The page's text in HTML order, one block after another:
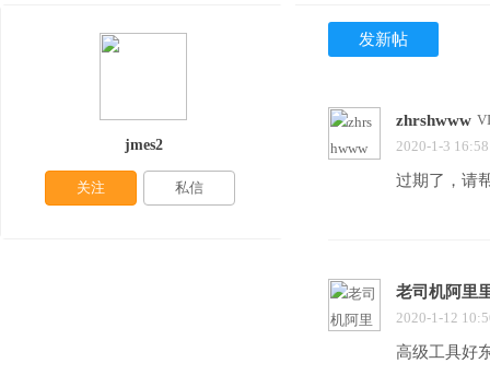
发新帖
zhrshwww
2020-1-3
过期了，请
老司机阿里
2020-1-12
高级工具好
jmes2
关注 私信